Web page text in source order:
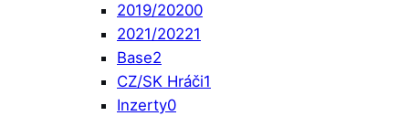
2019/20200
2021/20221
Base2
CZ/SK Hráči1
Inzerty0